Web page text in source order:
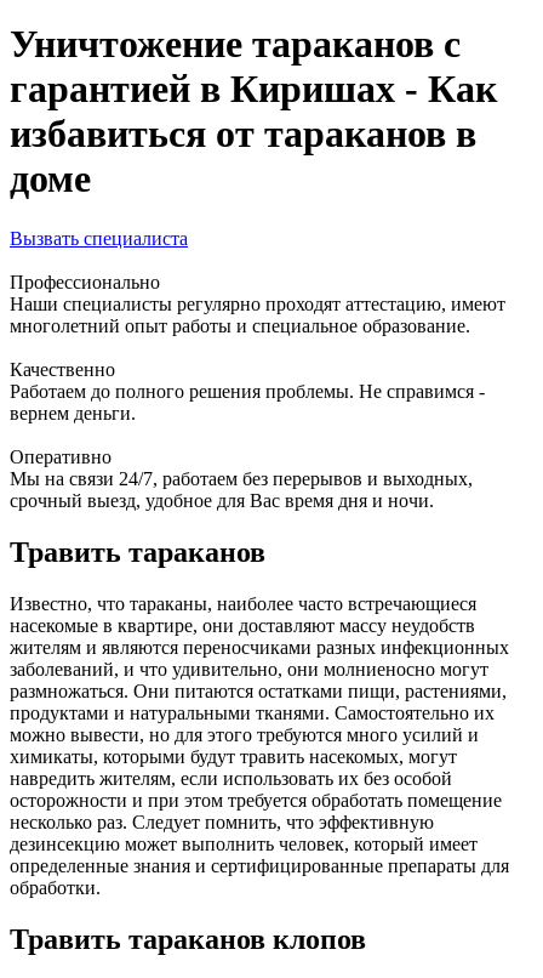
Уничтожение тараканов с
гарантией в Киришах - Как
избавиться от тараканов в
доме
Вызвать специалиста
Профессионально
Наши специалисты регулярно проходят аттестацию, имеют
многолетний опыт работы и специальное образование.
Качественно
Работаем до полного решения проблемы. Не справимся -
вернем деньги.
Оперативно
Мы на связи 24/7, работаем без перерывов и выходных,
срочный выезд, удобное для Вас время дня и ночи.
Травить тараканов
Известно, что тараканы, наиболее часто встречающиеся
насекомые в квартире, они доставляют массу неудобств
жителям и являются переносчиками разных инфекционных
заболеваний, и что удивительно, они молниеносно могут
размножаться. Они питаются остатками пищи, растениями,
продуктами и натуральными тканями. Самостоятельно их
можно вывести, но для этого требуются много усилий и
химикаты, которыми будут травить насекомых, могут
навредить жителям, если использовать их без особой
осторожности и при этом требуется обработать помещение
несколько раз. Следует помнить, что эффективную
дезинсекцию может выполнить человек, который имеет
определенные знания и сертифицированные препараты для
обработки.
Травить тараканов клопов